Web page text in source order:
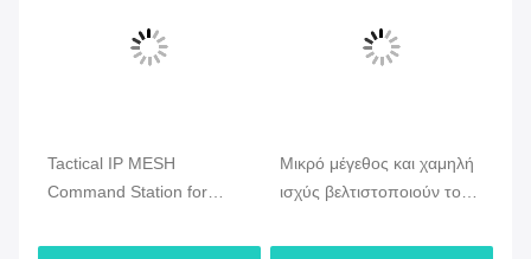
Tactical IP MESH
Command Station for
Communication
Μικρό μέγεθος και χαμηλή
ισχύς βελτιστοποιούν το
γρήγορη ανάπτυξη και